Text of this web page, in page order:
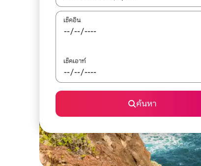
เช็คอิน
เช็คเอาท์
ค้นหา